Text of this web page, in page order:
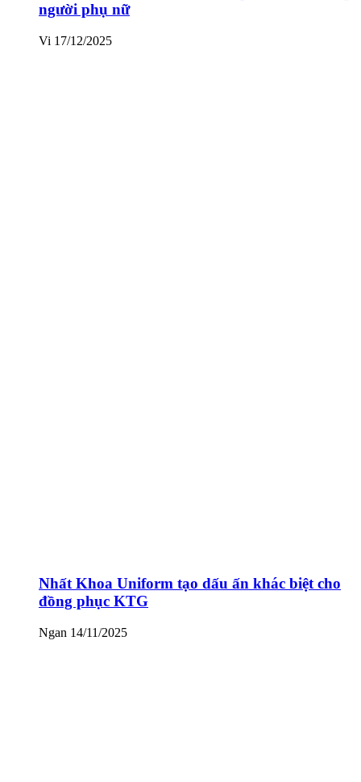
người phụ nữ
Vi 17/12/2025
Nhất Khoa Uniform tạo dấu ấn khác biệt cho
đồng phục KTG
Ngan 14/11/2025